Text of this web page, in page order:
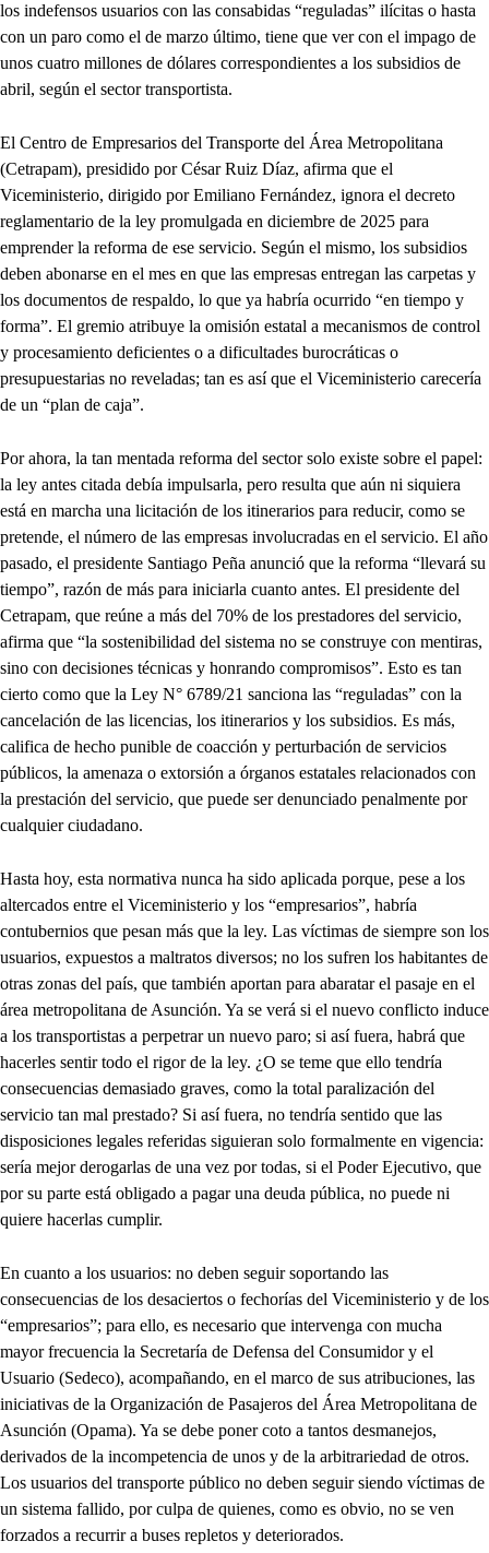
los indefensos usuarios con las consabidas “reguladas” ilícitas o hasta
con un paro como el de marzo último, tiene que ver con el impago de
unos cuatro millones de dólares correspondientes a los subsidios de
abril, según el sector transportista.
El Centro de Empresarios del Transporte del Área Metropolitana
(Cetrapam), presidido por César Ruiz Díaz, afirma que el
Viceministerio, dirigido por Emiliano Fernández, ignora el decreto
reglamentario de la ley promulgada en diciembre de 2025 para
emprender la reforma de ese servicio. Según el mismo, los subsidios
deben abonarse en el mes en que las empresas entregan las carpetas y
los documentos de respaldo, lo que ya habría ocurrido “en tiempo y
forma”. El gremio atribuye la omisión estatal a mecanismos de control
y procesamiento deficientes o a dificultades burocráticas o
presupuestarias no reveladas; tan es así que el Viceministerio carecería
de un “plan de caja”.
Por ahora, la tan mentada reforma del sector solo existe sobre el papel:
la ley antes citada debía impulsarla, pero resulta que aún ni siquiera
está en marcha una licitación de los itinerarios para reducir, como se
pretende, el número de las empresas involucradas en el servicio. El año
pasado, el presidente Santiago Peña anunció que la reforma “llevará su
tiempo”, razón de más para iniciarla cuanto antes. El presidente del
Cetrapam, que reúne a más del 70% de los prestadores del servicio,
afirma que “la sostenibilidad del sistema no se construye con mentiras,
sino con decisiones técnicas y honrando compromisos”. Esto es tan
cierto como que la Ley N° 6789/21 sanciona las “reguladas” con la
cancelación de las licencias, los itinerarios y los subsidios. Es más,
califica de hecho punible de coacción y perturbación de servicios
públicos, la amenaza o extorsión a órganos estatales relacionados con
la prestación del servicio, que puede ser denunciado penalmente por
cualquier ciudadano.
Hasta hoy, esta normativa nunca ha sido aplicada porque, pese a los
altercados entre el Viceministerio y los “empresarios”, habría
contubernios que pesan más que la ley. Las víctimas de siempre son los
usuarios, expuestos a maltratos diversos; no los sufren los habitantes de
otras zonas del país, que también aportan para abaratar el pasaje en el
área metropolitana de Asunción. Ya se verá si el nuevo conflicto induce
a los transportistas a perpetrar un nuevo paro; si así fuera, habrá que
hacerles sentir todo el rigor de la ley. ¿O se teme que ello tendría
consecuencias demasiado graves, como la total paralización del
servicio tan mal prestado? Si así fuera, no tendría sentido que las
disposiciones legales referidas siguieran solo formalmente en vigencia:
sería mejor derogarlas de una vez por todas, si el Poder Ejecutivo, que
por su parte está obligado a pagar una deuda pública, no puede ni
quiere hacerlas cumplir.
En cuanto a los usuarios: no deben seguir soportando las
consecuencias de los desaciertos o fechorías del Viceministerio y de los
“empresarios”; para ello, es necesario que intervenga con mucha
mayor frecuencia la Secretaría de Defensa del Consumidor y el
Usuario (Sedeco), acompañando, en el marco de sus atribuciones, las
iniciativas de la Organización de Pasajeros del Área Metropolitana de
Asunción (Opama). Ya se debe poner coto a tantos desmanejos,
derivados de la incompetencia de unos y de la arbitrariedad de otros.
Los usuarios del transporte público no deben seguir siendo víctimas de
un sistema fallido, por culpa de quienes, como es obvio, no se ven
forzados a recurrir a buses repletos y deteriorados.